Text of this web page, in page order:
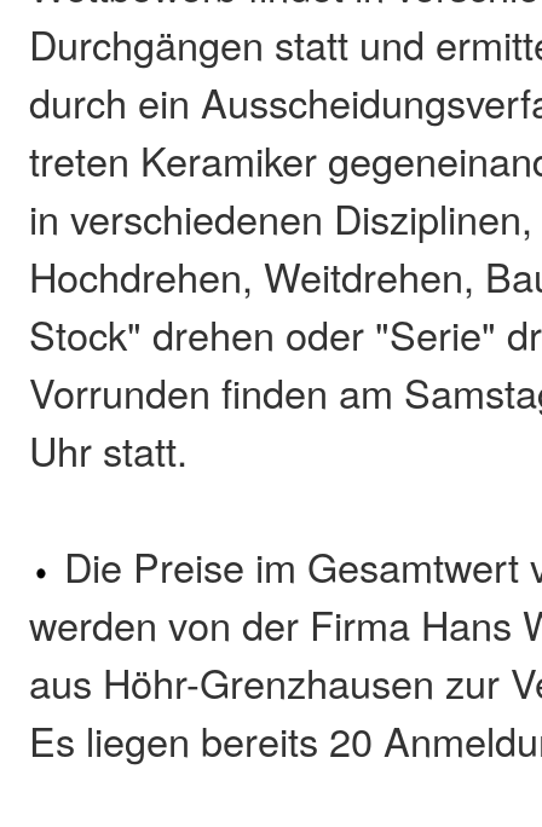
Durchgängen statt und
durch ein
treten Keramiker
in verschiedenen
Hochdrehen, Weitdrehen,
Stock" drehen oder "Serie"
Vorrunden finden am
Uhr statt.
Die Preise im Gesamtwert
werden von der Firma Hans
aus Höhr-Grenzhausen zur
Es liegen bereits 20